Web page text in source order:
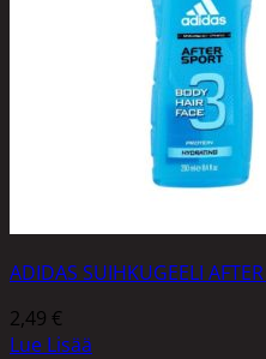
ADIDAS SUIHKUGEELI
2,49 €
Lue Lisää